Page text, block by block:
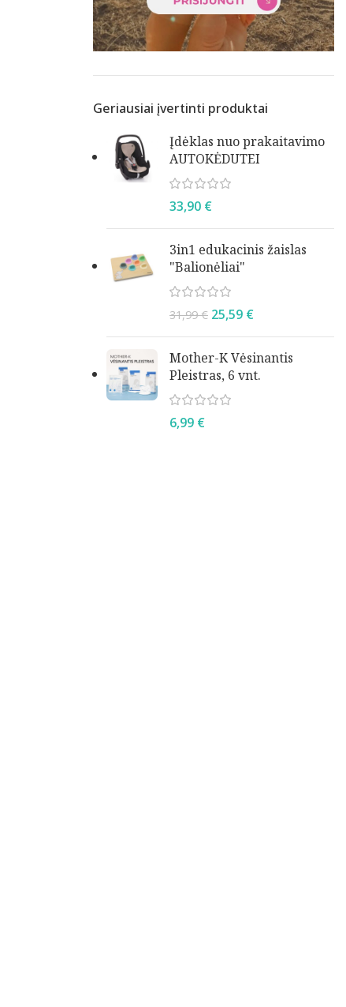
Geriausiai įvertinti produktai
Įdėklas nuo prakaitavimo
AUTOKĖDUTEI
33,90 €
3in1 edukacinis žaislas
"Balionėliai"
31,99€ 25,59 €
Mother-K Vėsinantis
Pleistras, 6 vnt.
6,99 €